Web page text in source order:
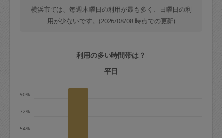
金額の100%＋交通費全額
定期契約をキャンセルする場合、毎週定
期は月2回まで隔週定期は月1回までキャ
横浜市では、毎週木曜日の利用が最も多く、日曜日の利
用が少ないです。(2026/08/08 時点での更新)
利用の多い時間帯は？
平日
54%
72%
90%